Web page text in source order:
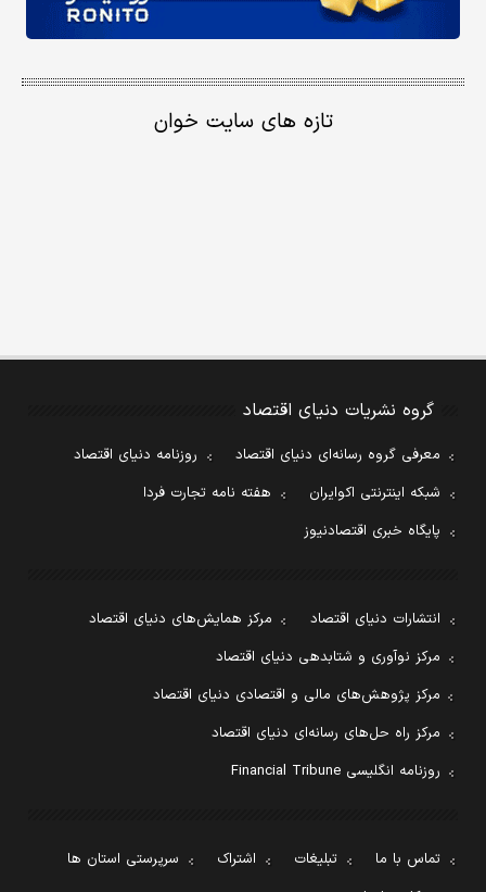
تازه های سایت خوان
گروه نشریات دنیای اقتصاد
معرفی گروه رسانه‌ای دنیای اقتصاد
روزنامه دنیای اقتصاد
شبکه اینترنتی اکوایران
هفته نامه تجارت فردا
پایگاه خبری اقتصادنیوز
انتشارات دنیای اقتصاد
مرکز همایش‌های دنیای اقتصاد
مرکز نوآوری و شتابدهی دنیای اقتصاد
مرکز پژوهش‌های مالی و اقتصادی دنیای اقتصاد
مرکز راه حل‌های رسانه‌ای دنیای اقتصاد
روزنامه انگلیسی Financial Tribune
تماس با ما تبلیغات اشتراک
سرپرستی استان ها